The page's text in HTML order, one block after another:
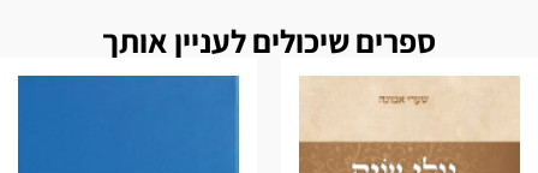
ספרים שיכולים לעניין אותך